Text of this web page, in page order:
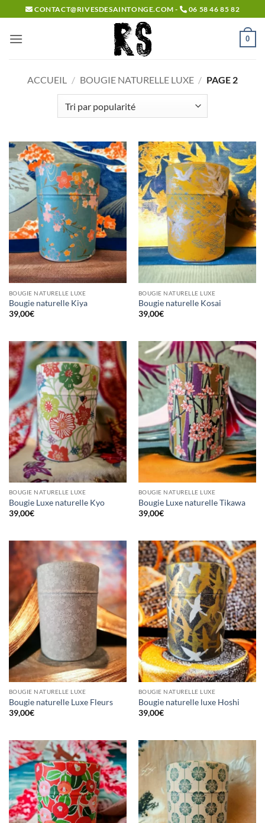
Passer
au
contenu
CONTACT@RIVESDESAINTONGE.COM - 06 58 46 85 82
0
ACCUEIL / BOUGIE NATURELLE LUXE / PAGE 2
BOUGIE NATURELLE LUXE
Bougie naturelle Kiya
39,00€
BOUGIE NATURELLE LUXE
Bougie naturelle Kosai
39,00€
BOUGIE NATURELLE LUXE
Bougie Luxe naturelle Kyo
39,00€
BOUGIE NATURELLE LUXE
Bougie Luxe naturelle Tikawa
39,00€
BOUGIE NATURELLE LUXE
Bougie naturelle Luxe Fleurs
39,00€
BOUGIE NATURELLE LUXE
Bougie naturelle luxe Hoshi
39,00€